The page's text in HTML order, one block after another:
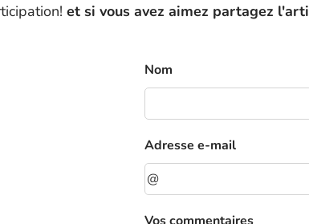
et si vous avez aimez partagez
Nom
Adresse e-mail